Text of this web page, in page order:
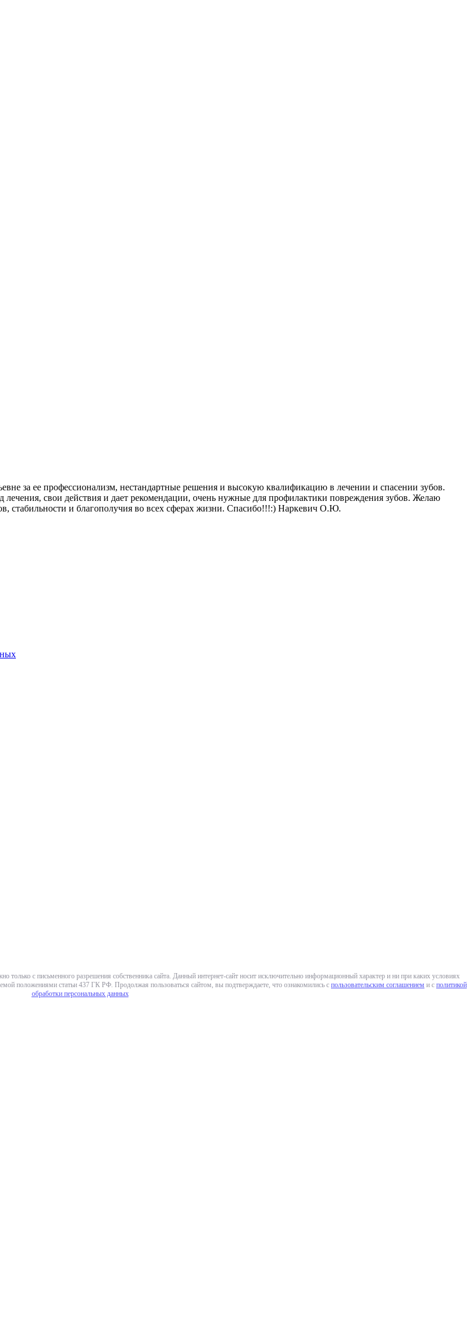
за ее профессионализм, нестандартные решения и высокую квалификацию в лечении и спасении зубов.
свои действия и дает рекомендации, очень нужные для профилактики повреждения зубов. Желаю
стабильности и благополучия во всех сферах жизни. Спасибо!!!:) Наркевич О.Ю.
только с письменного разрешения собственника сайта. Данный интернет-сайт носит исключительно информационный характер и ни при каких условиях
положениями статьи 437 ГК РФ. Продолжая пользоваться сайтом, вы подтверждаете, что ознакомились с пользовательским соглашением и с политикой
обработки персональных данных